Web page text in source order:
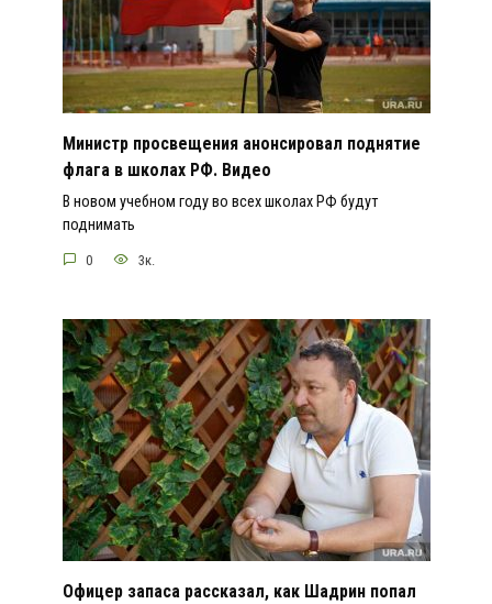
Министр просвещения анонсировал поднятие
флага в школах РФ. Видео
В новом учебном году во всех школах РФ будут
поднимать
0 3к.
Офицер запаса рассказал, как Шадрин попал